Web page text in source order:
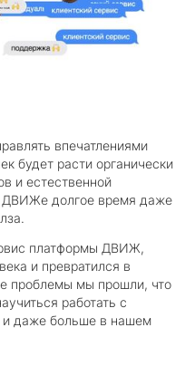
впечатлениями
будет расти органически
и естественной
ДВИЖе долгое время даже
платформы ДВИЖ,
и превратился в
проблемы мы прошли, что
работать с
и даже больше в нашем